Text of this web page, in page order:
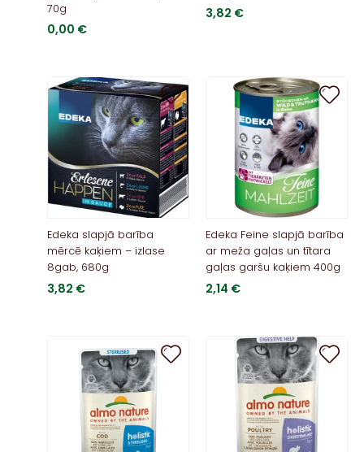
70g
0,00 €
3,82 €
Edeka slapjā barība
mērcē kaķiem – izlase
8gab, 680g
3,82 €
Edeka Feine slapjā barība
ar meža gaļas un tītara
gaļas garšu kaķiem 400g
2,14 €